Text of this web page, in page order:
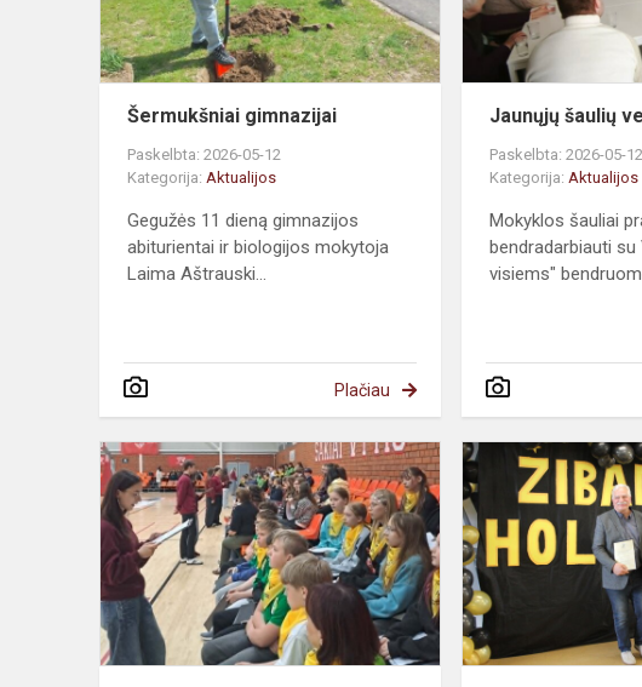
Šermukšniai gimnazijai
Paskelbta: 2026-05-12
Kategorija: Aktualijos
Gegužės 11 dieną gimnazijos
abiturientai ir biologijos mokytoja
Laima Aštrauski...
Plačiau
Jaunųjų šaulių
Paskelbta: 2026-05-12
Kategorija:Aktualijos
Mokyklos šauliai
bendradarbiauti su
visiems"